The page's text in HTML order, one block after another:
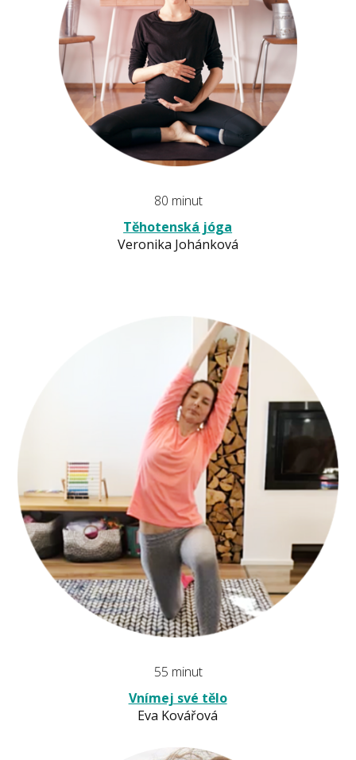
80 minut
Těhotenská jóga
Veronika Johánková
55 minut
Vnímej své tělo
Eva Kovářová